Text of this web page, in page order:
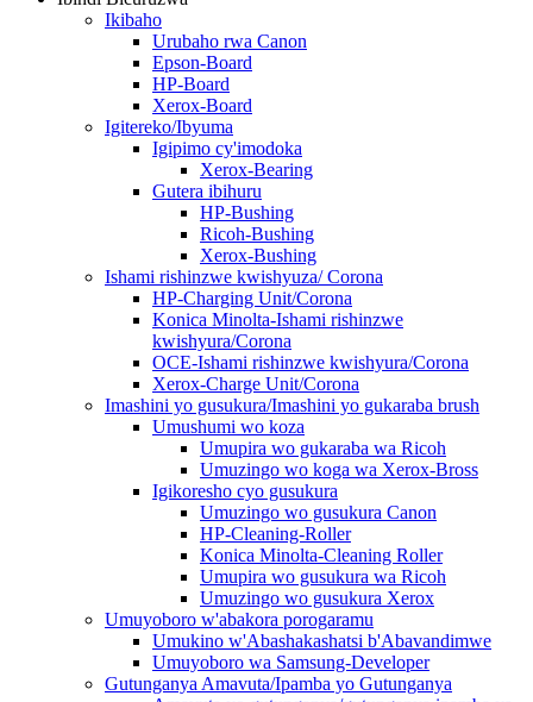
Ikibaho
Urubaho rwa Canon
Epson-Board
HP-Board
Xerox-Board
Igitereko/Ibyuma
Igipimo cy'imodoka
Xerox-Bearing
Gutera ibihuru
HP-Bushing
Ricoh-Bushing
Xerox-Bushing
Ishami rishinzwe kwishyuza/ Corona
HP-Charging Unit/Corona
Konica Minolta-Ishami rishinzwe
kwishyura/Corona
OCE-Ishami rishinzwe kwishyura/Corona
Xerox-Charge Unit/Corona
Imashini yo gusukura/Imashini yo gukaraba brush
Umushumi wo koza
Umupira wo gukaraba wa Ricoh
Umuzingo wo koga wa Xerox-Bross
Igikoresho cyo gusukura
Umuzingo wo gusukura Canon
HP-Cleaning-Roller
Konica Minolta-Cleaning Roller
Umupira wo gusukura wa Ricoh
Umuzingo wo gusukura Xerox
Umuyoboro w'abakora porogaramu
Umukino w'Abashakashatsi b'Abavandimwe
Umuyoboro wa Samsung-Developer
Gutunganya Amavuta/Ipamba yo Gutunganya